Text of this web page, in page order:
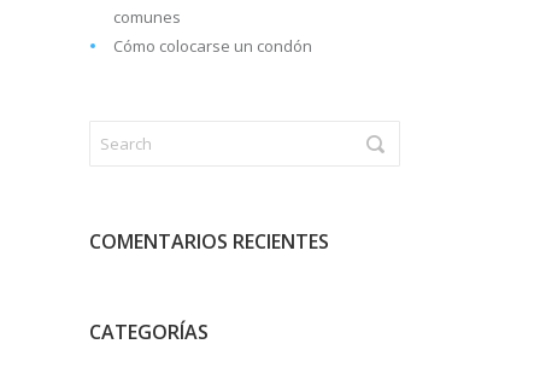
comunes
Cómo colocarse un condón
COMENTARIOS RECIENTES
CATEGORÍAS